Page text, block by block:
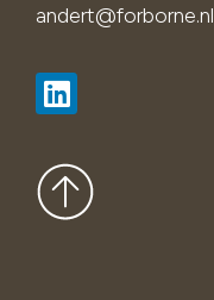
andert@forborne.nl